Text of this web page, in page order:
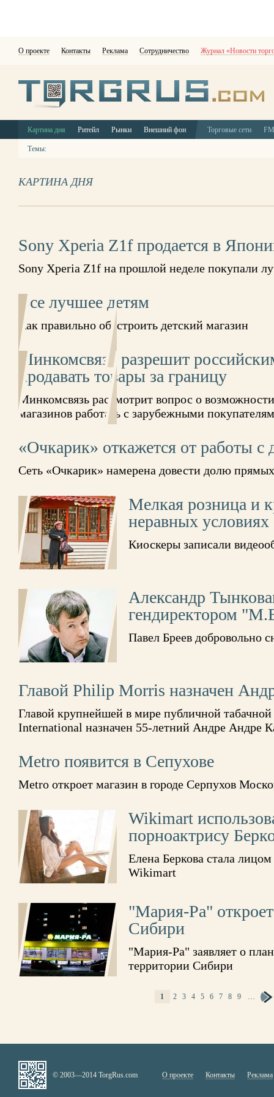
О проекте Контакты Реклама Сотрудничество Журнал «Новости
Картина дня Ритейл Рынки Внешний фон Торговые сети
Темы:
КАРТИНА ДНЯ
Sony Xperia Z1f продается в
Sony Xperia Z1f на прошлой неделе покупали
Все лучшее детям
Как правильно обустроить детский магазин
Минкомсвязь разрешит
продавать товары за границу
Минкомсвязь рассмотрит вопрос о
магазинов работать с зарубежными
«Очкарик» откажется от работы с
Сеть «Очкарик» намерена довести долю
Мелкая розница и
неравных условиях
Киоскеры записали
Александр
гендиректором
Павел Бреев добровольно
Главой Philip Morris назначен
Главой крупнейшей в мире публичной
International назначен 55-летний Андре Андре
Metro появится в Сепухове
Metro откроет магазин в городе Серпухов
Wikimart
порноактрису
Елена Беркова стала
Wikimart
"Мария-Ра"
Сибири
"Мария-Ра" заявляет о
территории Сибири
1 2 3 4 5 6 7 8 9 …
© 2003—2014 TorgRus.com О проекте Контакты Реклама